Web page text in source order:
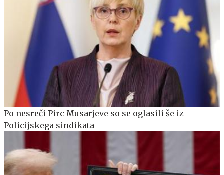
Po nesreči Pirc Musarjeve so se oglasili še iz
Policijskega sindikata